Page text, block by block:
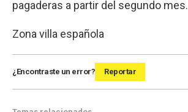
pagaderas a partir del segundo mes.
Zona villa española
¿Encontraste un error? Reportar